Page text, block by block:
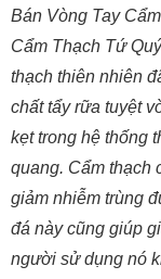
Bán Vòng Tay
Cẩm Thạch Tứ
thạch thiên nhiên
chất tẩy rữa tuyệt
kẹt trong hệ thống
quang. Cẩm thạch
giảm nhiễm trùng
đá này cũng giúp
người sử dụng nó